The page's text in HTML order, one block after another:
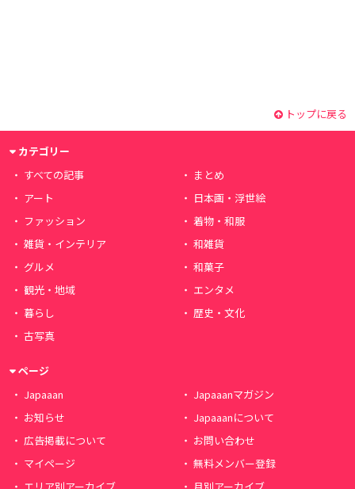
トップに戻る
カテゴリー
すべての記事
まとめ
アート
日本画・浮世絵
ファッション
着物・和服
雑貨・インテリア
和雑貨
グルメ
和菓子
観光・地域
エンタメ
暮らし
歴史・文化
古写真
ページ
Japaaan
Japaaanマガジン
お知らせ
Japaaanについて
広告掲載について
お問い合わせ
マイページ
無料メンバー登録